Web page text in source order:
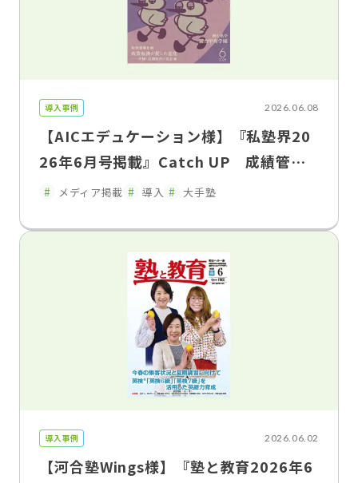
導入事例 2026.06.08
【AICエデュケーション様】『私塾界20
26年6月号掲載』Catch UP 成績管理
を「集める」から「活かす」へ「FLENS
のコミュニケーション
メディア掲載 導入 大手塾
導入事例 2026.06.02
【河合塾Wings様】『塾と教育2026年6